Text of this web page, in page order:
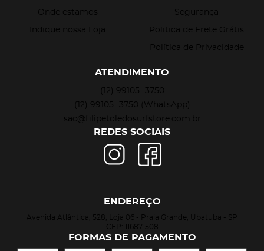
Onde estamos
Indique nossa Loja
Segurança
Politica de Frete Grátis
Política de Privacidade
ATENDIMENTO
(12) 99105 -3750
(12) 99105 -3750
(WhatsApp)
sac@filipetoledosurfstore.com.br
REDES SOCIAIS
ENDEREÇO
Avenida Atlântica, 528, Loja 06 - Praia Grande, Ubatuba - SP
CEP: 11687-508
FORMAS DE PAGAMENTO